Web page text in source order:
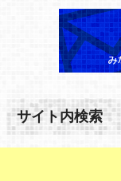
サイト内検索